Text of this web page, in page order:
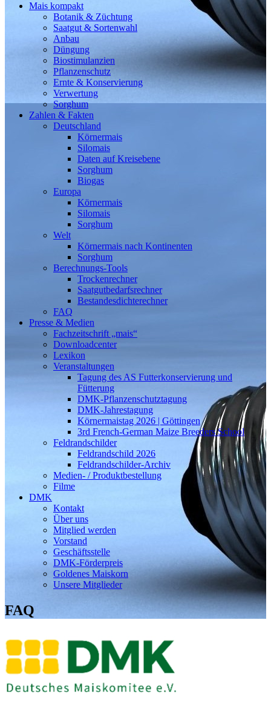
Mais kompakt
Botanik & Züchtung
Saatgut & Sortenwahl
Anbau
Düngung
Biostimulanzien
Pflanzenschutz
Ernte & Konservierung
Verwertung
Sorghum
Zahlen & Fakten
Deutschland
Körnermais
Silomais
Daten auf Kreisebene
Sorghum
Biogas
Europa
Körnermais
Silomais
Sorghum
Welt
Körnermais nach Kontinenten
Sorghum
Berechnungs-Tools
Trockenrechner
Saatgutbedarfsrechner
Bestandesdichterechner
FAQ
Presse & Medien
Fachzeitschrift „mais“
Downloadcenter
Lexikon
Veranstaltungen
Tagung des AS Futterkonservierung und
Fütterung
DMK-Pflanzenschutztagung
DMK-Jahrestagung
Körnermaistag 2026 | Göttingen
3rd French-German Maize Breeders School
Feldrandschilder
Feldrandschild 2026
Feldrandschilder-Archiv
Medien- / Produktbestellung
Filme
DMK
Kontakt
Über uns
Mitglied werden
Vorstand
Geschäftsstelle
DMK-Förderpreis
Goldenes Maiskorn
Unsere Mitglieder
FAQ